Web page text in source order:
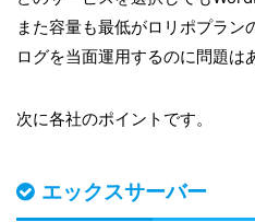
また容量も最低がロリポプラ
ログを当面運用するのに問題は
次に各社のポイントです。
エックスサーバー